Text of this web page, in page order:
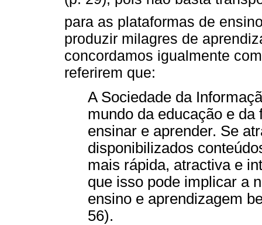
para as plataformas de
produzir milagres de
concordamos igualmente
referirem que:
A Sociedade da
mundo da educação e
ensinar e aprender. Se
disponibilizados
mais rápida, atractiva e
que isso pode implicar a
ensino e aprendizagem
56).